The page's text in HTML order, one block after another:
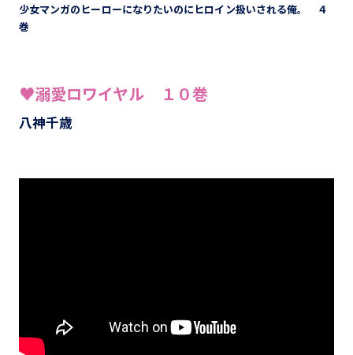
少女マンガのヒーローになりたいのにヒロイン扱いされる俺。 ４
巻
♥溺愛ロワイヤル １０巻
八神千歳